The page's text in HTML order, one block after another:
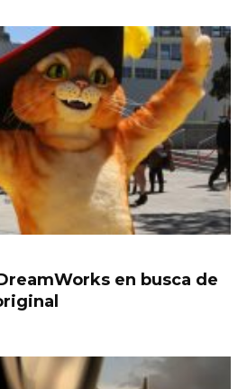
en busca de